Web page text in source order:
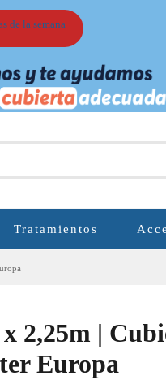
de la semana
Tratamientos
2,25m |
Europa